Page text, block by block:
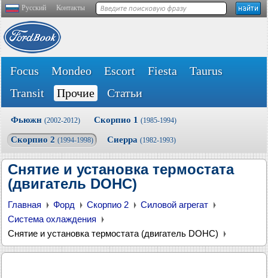
Русский Контакты
Focus Mondeo Escort Fiesta
Taurus
Transit
Прочие Статьи
Фьюжн (2002-2012) Скорпио 1 (1985-1994)
Скорпио 2 (1994-1998) Сиерра (1982-1993)
Снятие и установка термостата
(двигатель DOHC)
Главная Форд Скорпио 2
Силовой агрегат
Система охлаждения
Снятие и установка термостата (двигатель DOHC)